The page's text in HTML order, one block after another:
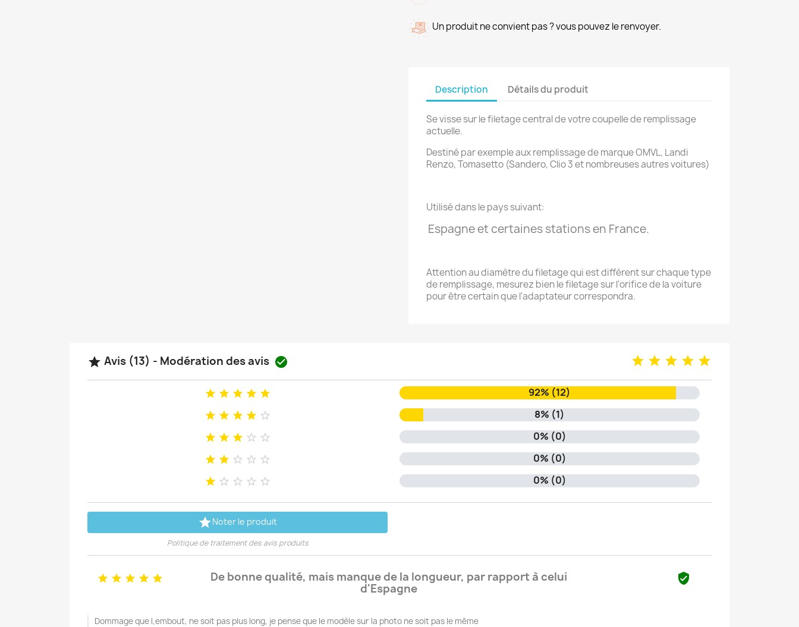
Un produit ne convient pas ? vous pouvez le renvoyer.
Description Détails du produit
Se visse sur le filetage central de votre coupelle de remplissage
actuelle.
Destiné par exemple aux remplissage de marque OMVL, Landi
Renzo, Tomasetto (Sandero, Clio 3 et nombreuses autres voitures)
Utilisé dans le pays suivant:
Espagne et certaines stations en France.
Attention au diamètre du filetage qui est différent sur chaque type
de remplissage, mesurez bien le filetage sur l'orifice de la voiture
pour être certain que l'adaptateur correspondra.
 Avis (13) - Modération des avis 
     92% (12)
     8% (1)
     0% (0)
     0% (0)
     0% (0)
Noter le produit
Politique de traitement des avis produits
    
De bonne qualité, mais manque de la longueur, par rapport à celui
d'Espagne

Dommage que l,embout, ne soit pas plus long, je pense que le modèle sur la photo ne soit pas le même